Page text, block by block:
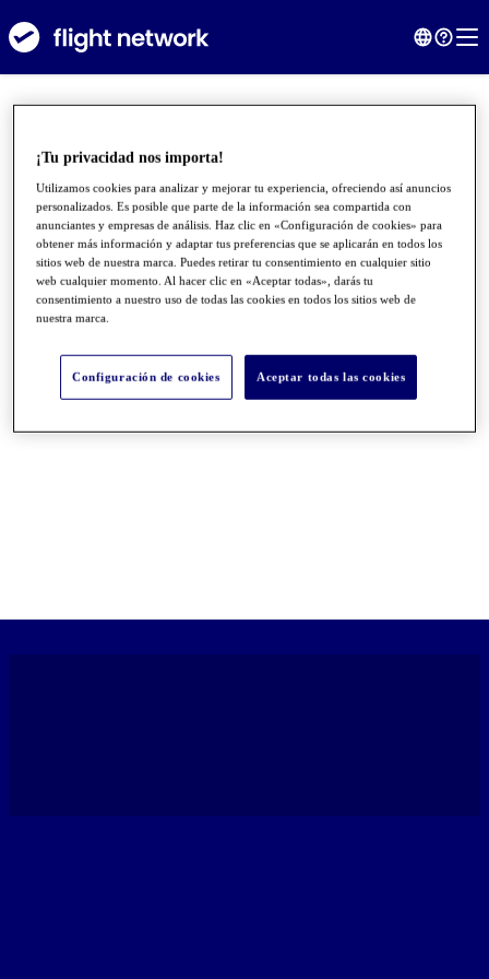
●●●
¡Tu privacidad nos importa!
Utilizamos cookies para analizar y mejorar tu experiencia, ofreciendo así anuncios
personalizados. Es posible que parte de la información sea compartida con
anunciantes y empresas de análisis. Haz clic en «Configuración de cookies» para
obtener más información y adaptar tus preferencias que se aplicarán en todos los
sitios web de nuestra marca. Puedes retirar tu consentimiento en cualquier sitio
web cualquier momento. Al hacer clic en «Aceptar todas», darás tu
consentimiento a nuestro uso de todas las cookies en todos los sitios web de
nuestra marca.
Configuración de cookies Aceptar todas las cookies